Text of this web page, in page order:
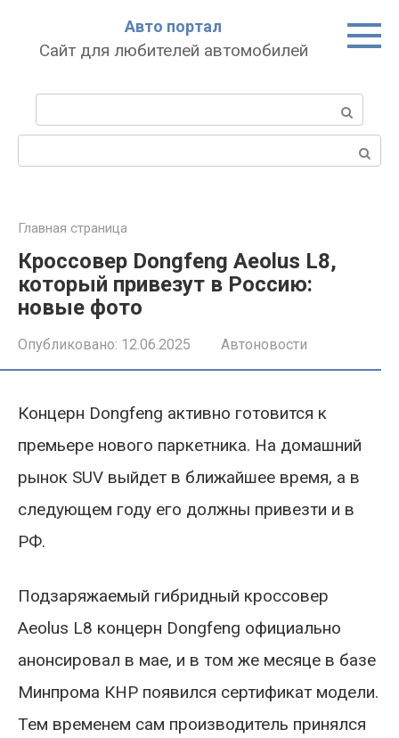
Авто портал
Сайт для любителей автомобилей
Главная страница
Кроссовер Dongfeng Aeolus L8,
который привезут в Россию:
новые фото
Опубликовано: 12.06.2025 Автоновости
Концерн Dongfeng активно готовится к
премьере нового паркетника. На домашний
рынок SUV выйдет в ближайшее время, а в
следующем году его должны привезти и в
РФ.
Подзаряжаемый гибридный кроссовер
Aeolus L8 концерн Dongfeng официально
анонсировал в мае, и в том же месяце в базе
Минпрома КНР появился сертификат модели.
Тем временем сам производитель принялся